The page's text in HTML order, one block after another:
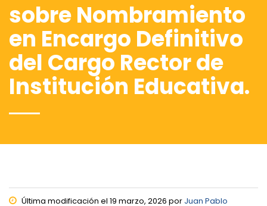
sobre Nombramiento
en Encargo Definitivo
del Cargo Rector de
Institución Educativa.
Última modificación el 19 marzo, 2026 por Juan Pablo